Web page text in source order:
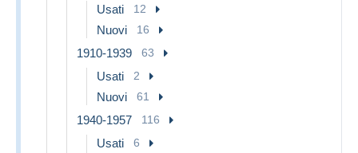
Usati 12
Nuovi 16
1910-1939 63
Usati 2
Nuovi 61
1940-1957 116
Usati 6